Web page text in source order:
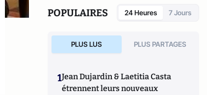
POPULAIRES 24 Heures 7 Jours
PLUS LUS PLUS PARTAGES
1Jean Dujardin & Laetitia Casta
étrennent leurs nouveaux